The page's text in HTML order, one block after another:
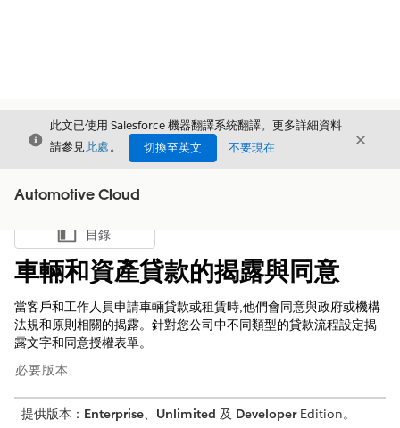
結束
此文已使用 Salesforce 機器翻譯系統翻譯。更多詳細資料
請參見此處。 切換至英文 不要現在 結束
Automotive Cloud
顯示目錄
目錄
車輛和資產貸款的揭露與同意
當客戶和工作人員申請車輛貸款或租賃時,他們會同意與政府或機構
法規和原則相關的揭露。針對您公司中不同類型的貸款流程設定揭
露文字和同意授權表單。
必要版本
提供版本： Enterprise、 Unlimited 及 DeveloperEdition。